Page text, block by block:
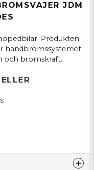
JDM
Produkten
handbromssystemet
och bromskraft.